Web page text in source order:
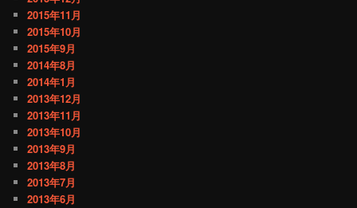
2015年11月
2015年10月
2015年9月
2014年8月
2014年1月
2013年12月
2013年11月
2013年10月
2013年9月
2013年8月
2013年7月
2013年6月